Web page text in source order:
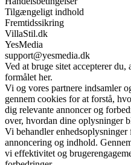
Tilgængeligt indhold
Fremtidssikring
VillaStil.dk
YesMedia
support@yesmedia.dk
Ved at bruge sitet accepterer
formålet her.
Vi og vores partnere indsamler
gennem cookies for at forstå,
dig relevante annoncer og
over, hvordan dine oplysninger
Vi behandler
annoncering og indhold.
vi effektivitet og